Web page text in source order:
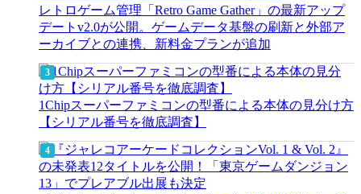
レトロゲーム管理「Retro Game Gather」の最新アップ
デートv2.0が公開。ゲームデータ基盤の刷新と外部ア
ーカイブとの連携、新料金プランが追加
1Chipスーパーファミコンの型番による本体の見分け方
【シリアル番号を徹底調査】